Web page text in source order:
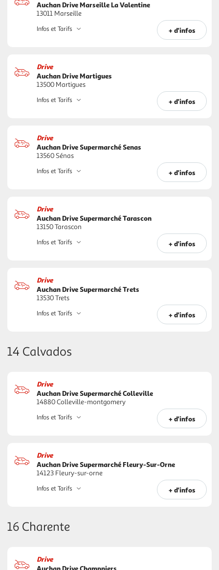
Auchan Drive Marseille La Valentine
13011 Marseille
+ d'infos
Infos et Tarifs
Drive
Auchan Drive Martigues
13500 Martigues
+ d'infos
Infos et Tarifs
Drive
Auchan Drive Supermarché Senas
13560 Sénas
+ d'infos
Infos et Tarifs
Drive
Auchan Drive Supermarché Tarascon
13150 Tarascon
+ d'infos
Infos et Tarifs
Drive
Auchan Drive Supermarché Trets
13530 Trets
+ d'infos
Infos et Tarifs
14 Calvados
Drive
Auchan Drive Supermarché Colleville
14880 Colleville-montgomery
+ d'infos
Infos et Tarifs
Drive
Auchan Drive Supermarché Fleury-Sur-Orne
14123 Fleury-sur-orne
+ d'infos
Infos et Tarifs
16 Charente
Drive
Auchan Drive Champniers